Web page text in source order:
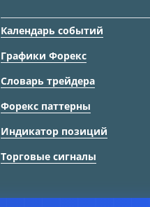
Календарь событий
Графики Форекс
Словарь трейдера
Форекс паттерны
Индикатор позиций
Торговые сигналы